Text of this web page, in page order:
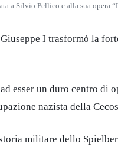
a Silvio Pellico e alla sua opera
I trasformò la
esser un duro centro
nazista della
militare dello